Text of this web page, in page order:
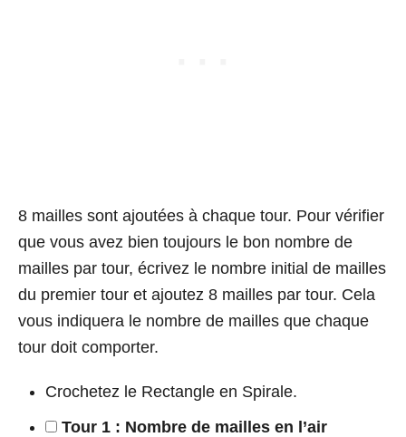
8 mailles sont ajoutées à chaque tour. Pour vérifier
que vous avez bien toujours le bon nombre de
mailles par tour, écrivez le nombre initial de mailles
du premier tour et ajoutez 8 mailles par tour. Cela
vous indiquera le nombre de mailles que chaque
tour doit comporter.
Crochetez le Rectangle en Spirale.
Tour 1 : Nombre de mailles en l’air